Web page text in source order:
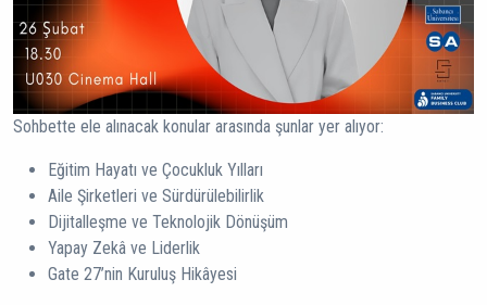
Sohbette ele alınacak konular arasında şunlar yer alıyor:
Eğitim Hayatı ve Çocukluk Yılları
Aile Şirketleri ve Sürdürülebilirlik
Dijitalleşme ve Teknolojik Dönüşüm
Yapay Zekâ ve Liderlik
Gate 27’nin Kuruluş Hikâyesi